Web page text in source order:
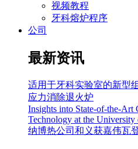
视频教程
牙科熔炉程序
公司
最新资讯
适用于牙科实验室的新型
应力消除退火炉
Insights into State-of-the-Art
Technology at the University
纳博热公司和义获嘉伟瓦